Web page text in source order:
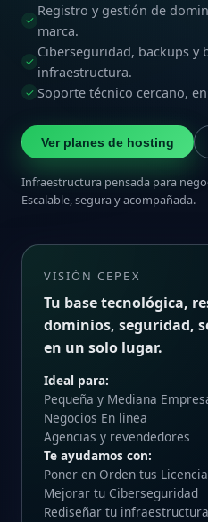
✓
Registro y gestión de
marca.
✓
Ciberseguridad, backups y
infraestructura.
✓ Soporte técnico cercano,
Ver planes de hosting
Infraestructura pensada para
Escalable, segura y acompañada.
VISIÓN CEPEX
Tu base tecnológica,
dominios, seguridad,
en un solo lugar.
Ideal para:
Pequeña y Mediana
Negocios En linea
Agencias y revendedores
Te ayudamos con:
Poner en Orden tus
Mejorar tu Ciberseguridad
Rediseñar tu infraestructura